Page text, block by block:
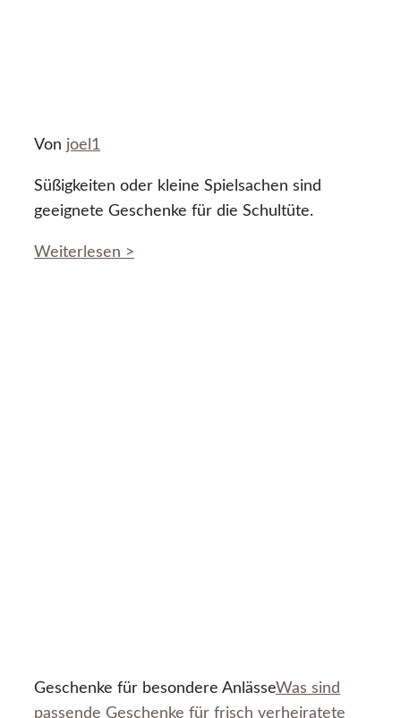
Von joel1
Süßigkeiten oder kleine Spielsachen sind
geeignete Geschenke für die Schultüte.
Weiterlesen >
Geschenke für besondere AnlässeWas sind
passende Geschenke für frisch verheiratete